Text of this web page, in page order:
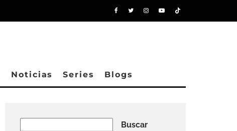
Noticias Series Blogs
Buscar